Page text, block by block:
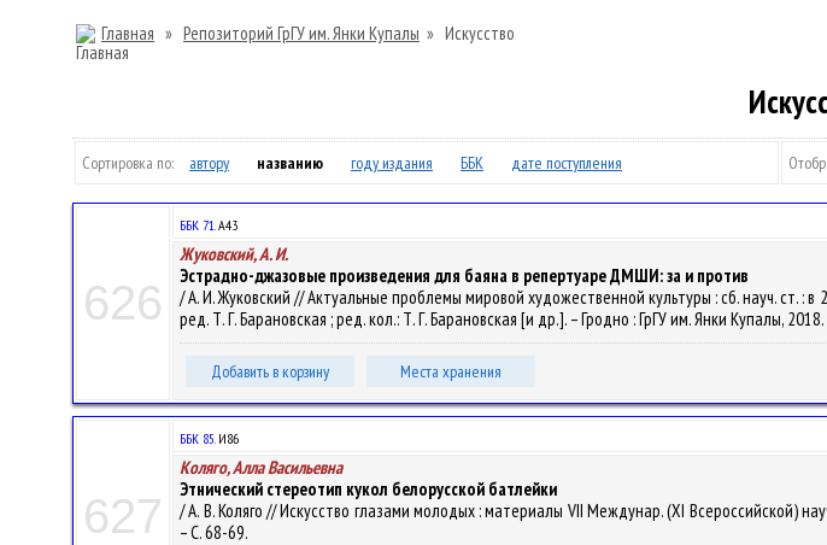
Главная » Репозиторий ГрГУ им. Янки Купалы » Искусство
Сортировка по: автору названию году издания ББК дате поступления
626
ББК 71.А43
Жуковский, А. И.
Эстрадно-джазовые произведения для баяна в репертуаре ДМШИ: за и против
/ А. И. Жуковский // Актуальные проблемы мировой художественной культуры : сб. науч. ст. :
ред. Т. Г. Барановская ; ред. кол.: Т. Г. Барановская [и др.]. – Гродно : ГрГУ им. Янки Купалы,
Добавить в корзину Места хранения
627
ББК 85.И86
Коляго, Алла Васильевна
Этнический стереотип кукол белорусской батлейки
/ А. В. Коляго // Искусство глазами молодых : материалы VII Междунар. (XI Всероссийской)
– С. 68-69.